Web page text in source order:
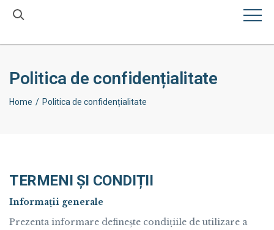
Politica de confidențialitate
Home Politica de confidențialitate
TERMENI ȘI CONDIȚII
Informaṭii generale
Prezenta informare definește condiṭiile de utilizare a